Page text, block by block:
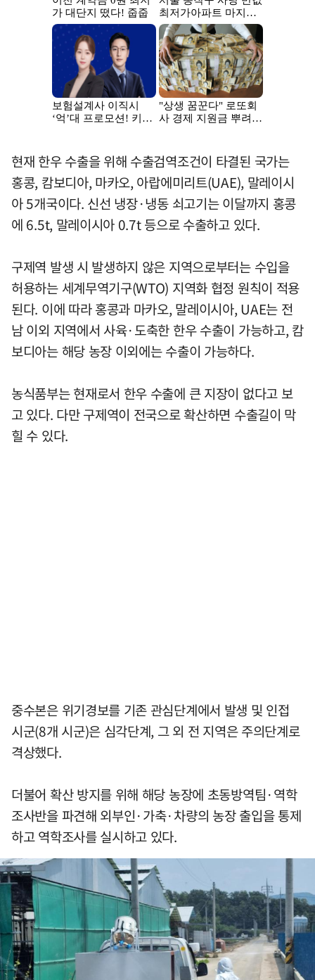
현재 한우 수출을 위해 수출검역조건이 타결된 국가는
홍콩, 캄보디아, 마카오, 아랍에미리트(UAE), 말레이시
아 5개국이다. 신선 냉장·냉동 쇠고기는 이달까지 홍콩
에 6.5t, 말레이시아 0.7t 등으로 수출하고 있다.
구제역 발생 시 발생하지 않은 지역으로부터는 수입을
허용하는 세계무역기구(WTO) 지역화 협정 원칙이 적용
된다. 이에 따라 홍콩과 마카오, 말레이시아, UAE는 전
남 이외 지역에서 사육·도축한 한우 수출이 가능하고, 캄
보디아는 해당 농장 이외에는 수출이 가능하다.
농식품부는 현재로서 한우 수출에 큰 지장이 없다고 보
고 있다. 다만 구제역이 전국으로 확산하면 수출길이 막
힐 수 있다.
중수본은 위기경보를 기존 관심단계에서 발생 및 인접
시군(8개 시군)은 심각단계, 그 외 전 지역은 주의단계로
격상했다.
더불어 확산 방지를 위해 해당 농장에 초동방역팀·역학
조사반을 파견해 외부인·가축·차량의 농장 출입을 통제
하고 역학조사를 실시하고 있다.